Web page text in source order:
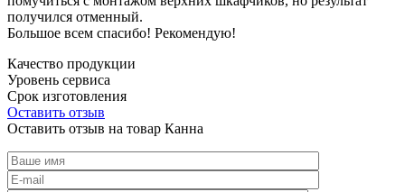
получился отменный.
Большое всем спасибо! Рекомендую!
Качество продукции
Уровень сервиса
Срок изготовления
Оставить отзыв
Оставить отзыв на товар Канна